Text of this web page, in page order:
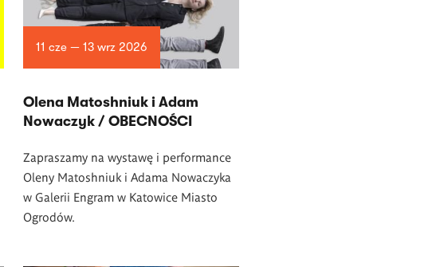
11 cze — 13 wrz 2026
Olena Matoshniuk i Adam
Nowaczyk / OBECNOŚCI
Zapraszamy na wystawę i performance
Oleny Matoshniuk i Adama Nowaczyka
w Galerii Engram w Katowice Miasto
Ogrodów.